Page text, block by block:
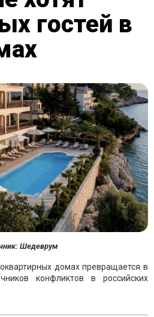
гостей в
Шедеврум
домах превращается в
конфликтов в российских